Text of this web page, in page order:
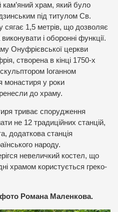
храм, який було
під титулом Св.
1,5 метрів, що дозволяє
і оборонні функції.
Онуфрієвської церкви
створена в кінці 1750-х
Іоганном
монастиря у роки
до храму.
триває спорудження
не 12 традиційних станцій,
додаткова станція
народу.
невеличкий костел, що
храмом користується греко-
Романа Маленкова.